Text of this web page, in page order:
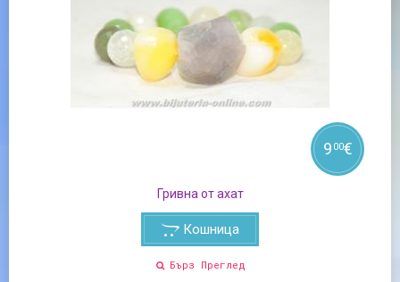
Гривна от ахат
9 00€
Кошница
Бърз Преглед